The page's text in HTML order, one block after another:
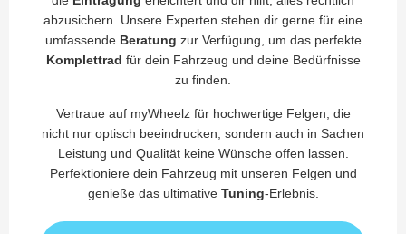
abzusichern. Unsere Experten stehen dir gerne für eine
umfassende Beratung zur Verfügung, um das perfekte
Komplettrad für dein Fahrzeug und deine Bedürfnisse
zu finden.
Vertraue auf myWheelz für hochwertige Felgen, die
nicht nur optisch beeindrucken, sondern auch in Sachen
Leistung und Qualität keine Wünsche offen lassen.
Perfektioniere dein Fahrzeug mit unseren Felgen und
genieße das ultimative Tuning-Erlebnis.